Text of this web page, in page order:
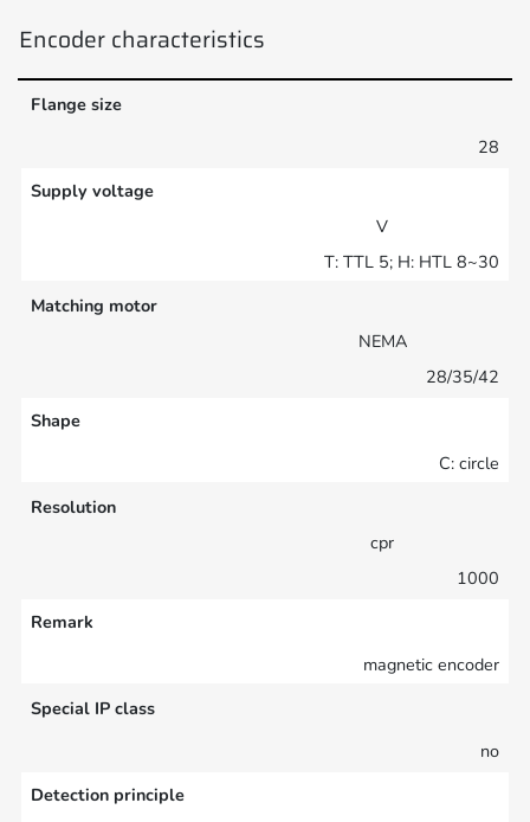
Encoder characteristics
Flange size
28
Supply voltage
V
T: TTL 5; H: HTL 8~30
Matching motor
NEMA
28/35/42
Shape
C: circle
Resolution
cpr
1000
Remark
magnetic encoder
Special IP class
no
Detection principle